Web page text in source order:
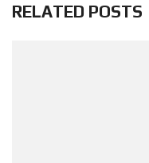
RELATED POSTS